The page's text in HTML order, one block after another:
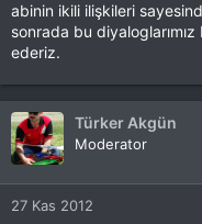
abinin ikili ilişkileri
sonrada bu
ederiz.
Türker Akgün
Moderator
27 Kas 2012